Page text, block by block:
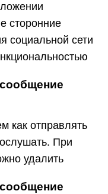
сторонние
социальной сети
как отправлять
При
удалить